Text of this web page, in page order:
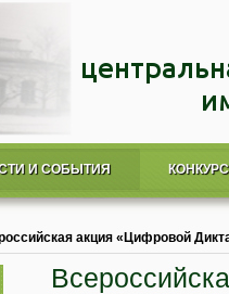
И СОБЫТИЯ
акция «Цифровой